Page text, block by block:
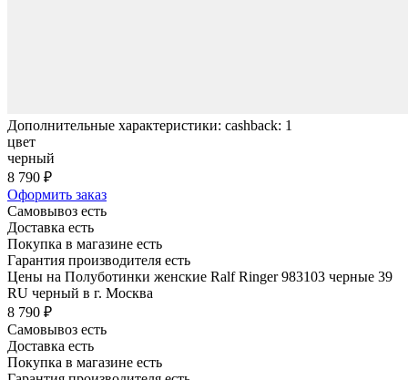
Дополнительные характеристики: cashback: 1
цвет
черный
8 790 ₽
Оформить заказ
Самовывоз есть
Доставка есть
Покупка в магазине есть
Гарантия производителя есть
Цены на Полуботинки женские Ralf Ringer 983103 черные 39
RU черный в г. Москва
8 790 ₽
Самовывоз есть
Доставка есть
Покупка в магазине есть